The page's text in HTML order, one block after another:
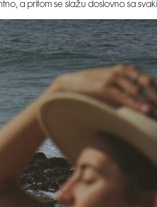
a pritom se slažu doslovno sa